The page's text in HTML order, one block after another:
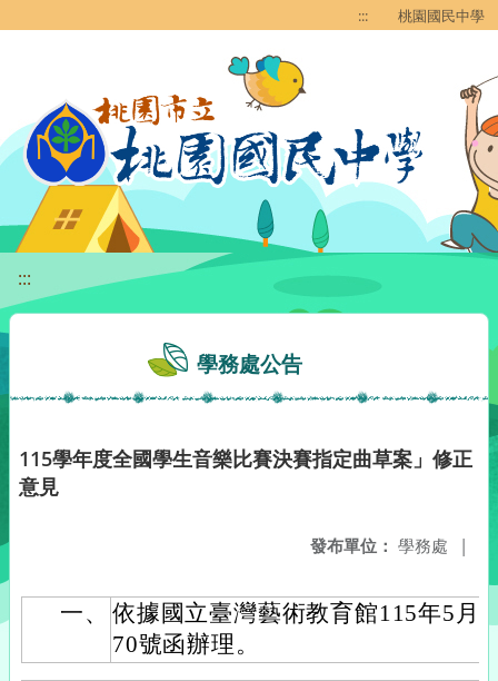
::: 桃園國民中學
:::
學務處公告
115學年度全國學生音樂比賽決賽指定曲草案」修正
意見
發布單位： 學務處 |
一、
依據國立臺灣藝術教育館115年5月
70號函辦理。